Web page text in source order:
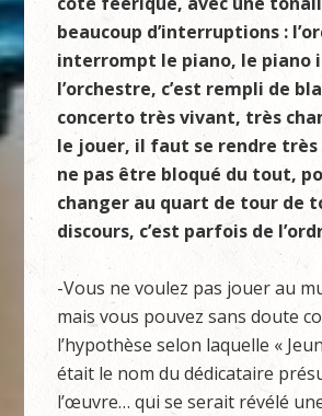
beaucoup d’interruptions :
interrompt le piano, le piano
l’orchestre, c’est rempli de
concerto très vivant, très
le jouer, il faut se rendre très
ne pas être bloqué du tout,
changer au quart de tour de
discours, c’est parfois de
-Vous ne voulez pas jouer au
mais vous pouvez sans doute
l’hypothèse selon laquelle «
était le nom du dédicataire
l’œuvre… qui se serait révélé